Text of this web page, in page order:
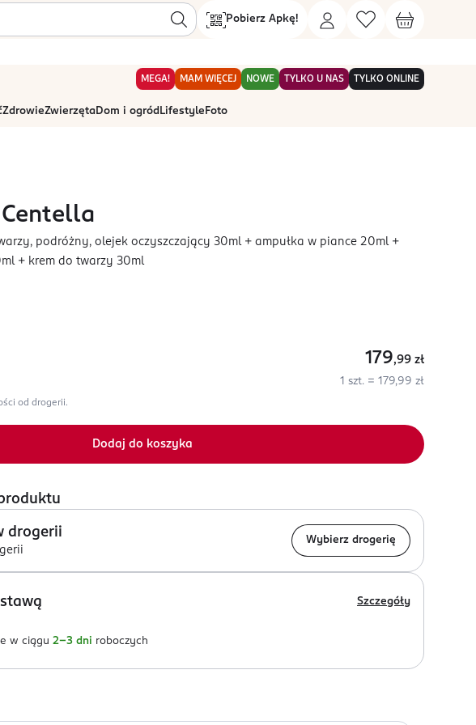
Pobierz Apkę!
MEGA! MAM WIĘCEJ NOWE TYLKO U NAS TYLKO ONLINE
ZdrowieZwierzętaDom i ogród Lifestyle Foto
podróżny, olejek oczyszczający 30ml + ampułka w piance 20ml +
+ krem do twarzy 30ml
179,99 zł
1 szt. = 179,99 zł
od drogerii.
Dodaj do koszyka
drogerii
Wybierz drogerię
Szczegóły
w ciągu 2-3 dni roboczych